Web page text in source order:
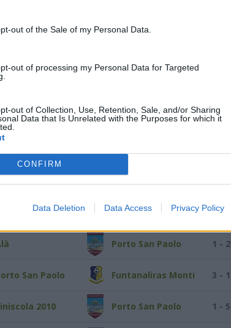
out of the Sale of my Personal Data.
out of processing my Personal Data for Targeted
out of Collection, Use, Retention, Sale, and/or Sharing
Data that Is Unrelated with the Purposes for which it
CONFIRM
Data Deletion Data Access Privacy Policy
San Paolo Golfo Aranci
Porto San Paolo
Porto
Porto San Paolo 2 - 1
Porto San Paolo 2 - 6
Porto San Paolo Trinità 4 - 0
Porto San Paolo 1 - 2
San Paolo Funtanaliras Monti 3 - 1
2010 Porto San Paolo 1 - 5